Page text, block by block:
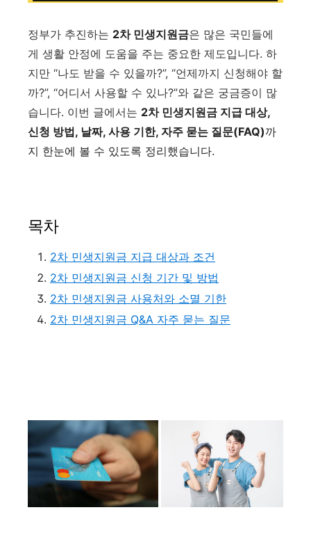
정부가 추진하는 2차 민생지원금은 많은 국민들에
게 생활 안정에 도움을 주는 중요한 제도입니다. 하
지만 “나도 받을 수 있을까?”, “언제까지 신청해야 할
까?”, “어디서 사용할 수 있나?”와 같은 궁금증이 많
습니다. 이번 글에서는 2차 민생지원금 지급 대상,
신청 방법, 날짜, 사용 기한, 자주 묻는 질문(FAQ)까
지 한눈에 볼 수 있도록 정리했습니다.
목차
2차 민생지원금 지급 대상과 조건
2차 민생지원금 신청 기간 및 방법
2차 민생지원금 사용처와 소멸 기한
2차 민생지원금 Q&A 자주 묻는 질문